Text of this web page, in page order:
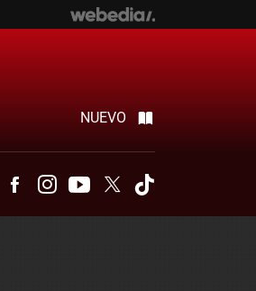
NUEVO
TelegramFacebookInstagramYoutubeTwitter